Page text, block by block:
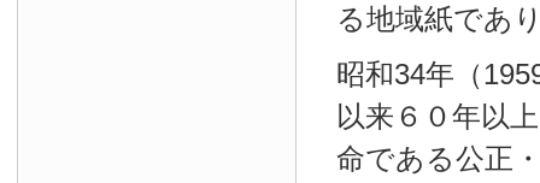
る地域紙であ
昭和34年（
以来６０年以
命である公正